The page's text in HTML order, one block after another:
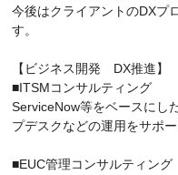
今後はクライアントのDXプ
す。
【ビジネス開発 DX推進】
■ITSMコンサルティング
ServiceNow等をベースにし
プデスクなどの運用をサポー
■EUC管理コンサルティング